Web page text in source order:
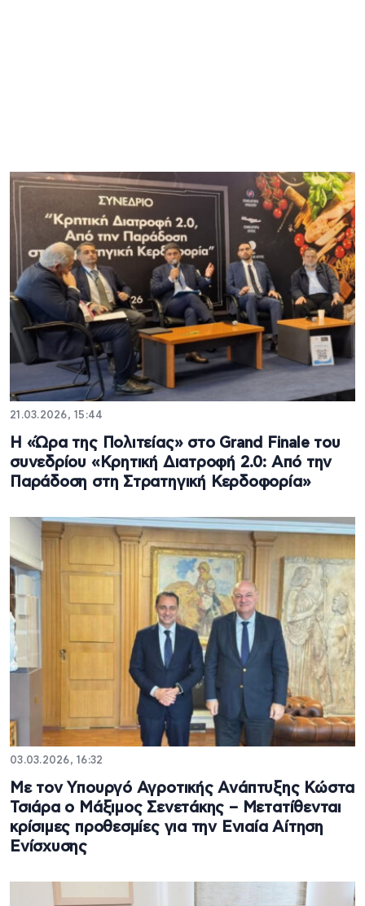
21.03.2026, 15:44
Η «Ώρα της Πολιτείας» στο Grand Finale του
συνεδρίου «Κρητική Διατροφή 2.0: Από την
Παράδοση στη Στρατηγική Κερδοφορία»
03.03.2026, 16:32
Με τον Υπουργό Αγροτικής Ανάπτυξης Κώστα
Τσιάρα ο Μάξιμος Σενετάκης – Μετατίθενται
κρίσιμες προθεσμίες για την Ενιαία Αίτηση
Ενίσχυσης